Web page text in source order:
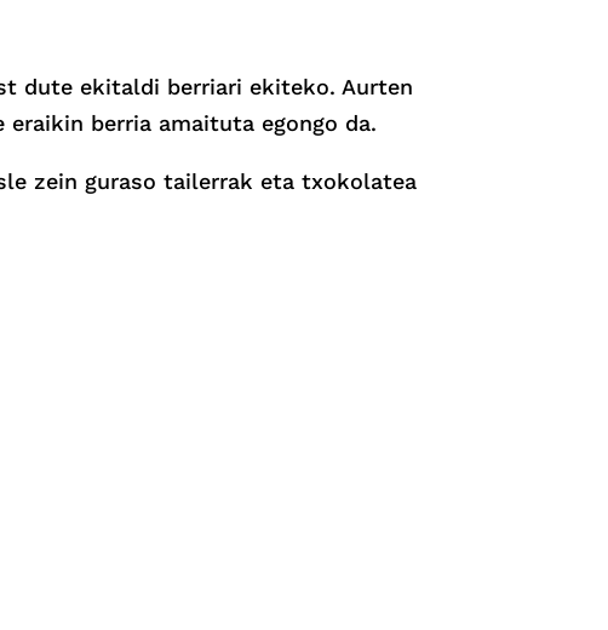
dute ekitaldi berriari ekiteko. Aurten
berria amaituta egongo da.
zein guraso tailerrak eta txokolatea